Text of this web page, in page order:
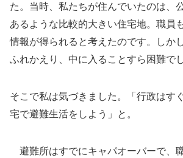
た。当時、私たちが住んでいたのは、
あるような比較的大きい住宅地。職員
情報が得られると考えたのです。しか
ふれかえり、中に入ることすら困難でし
そこで私は気づきました。「行政はす
宅で避難生活をしよう」と。
避難所はすでにキャパオーバーで、